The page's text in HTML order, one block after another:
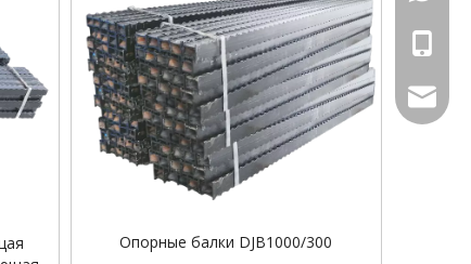
Опорные балки DJB1000/300